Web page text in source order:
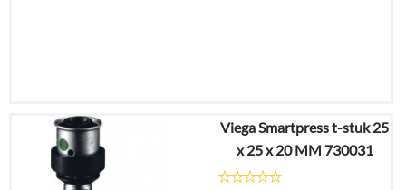
€16,48
€10,71
Viega Smartpress t-stuk 25
x 25 x 20 MM 730031